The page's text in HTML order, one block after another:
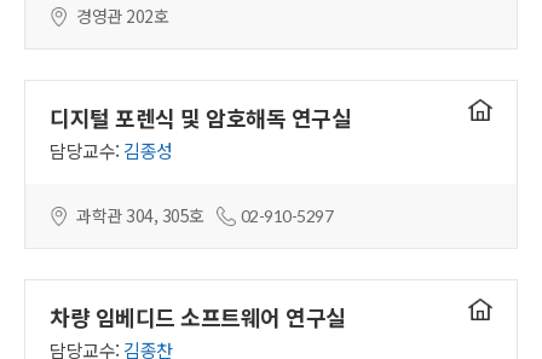
경영관 202호
디지털 포렌식 및 암호해독 연구실
담당교수: 김종성
연구실
과학관 304, 305호 02-910-5297
차량 임베디드 소프트웨어 연구실
담당교수: 김종찬
연구실